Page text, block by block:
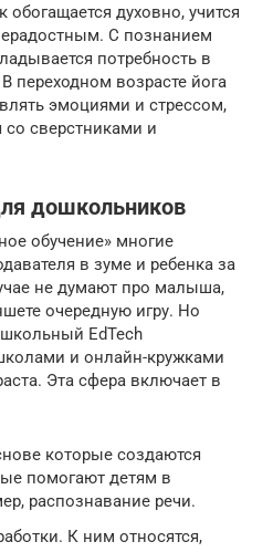
духовно, учится
С познанием
потребность в
переходном возрасте йога
эмоциями и стрессом,
сверстниками и
дошкольников
обучение» многие
в зуме и ребенка за
не думают про малыша,
очередную игру. Но
EdTech
и онлайн-кружками
Эта сфера включает в
которые создаются
помогают детям в
распознавание речи.
К ним относятся,